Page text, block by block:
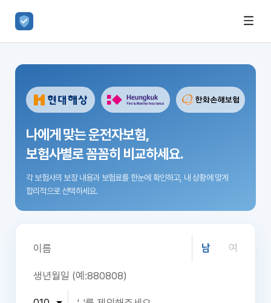
나에게 맞는 운전자보험,
보험사별로 꼼꼼히 비교하세요.
각 보험사의 보장 내용과 보험료를 한눈에 확인하고, 내 상황에 맞게
합리적으로 선택하세요.
남 여